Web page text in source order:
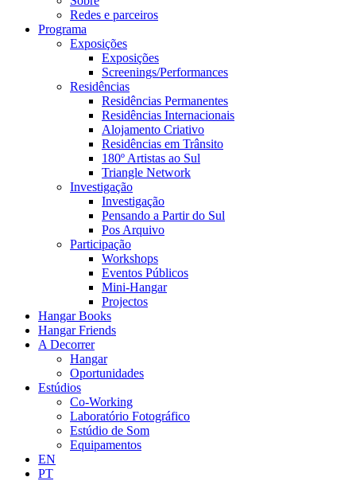
Redes e parceiros
Programa
Exposições
Exposições
Screenings/Performances
Residências
Residências Permanentes
Residências Internacionais
Alojamento Criativo
Residências em Trânsito
180º Artistas ao Sul
Triangle Network
Investigação
Investigação
Pensando a Partir do Sul
Pos Arquivo
Participação
Workshops
Eventos Públicos
Mini-Hangar
Projectos
Hangar Books
Hangar Friends
A Decorrer
Hangar
Oportunidades
Estúdios
Co-Working
Laboratório Fotográfico
Estúdio de Som
Equipamentos
EN
PT